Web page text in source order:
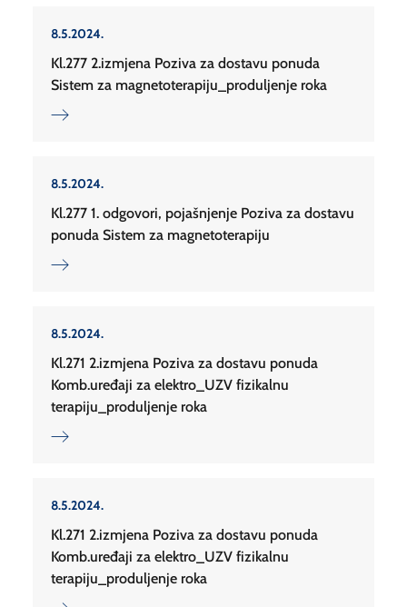
8.5.2024.
Kl.277 2.izmjena Poziva za dostavu ponuda
Sistem za magnetoterapiju_produljenje roka
8.5.2024.
Kl.277 1. odgovori, pojašnjenje Poziva za dostavu
ponuda Sistem za magnetoterapiju
8.5.2024.
Kl.271 2.izmjena Poziva za dostavu ponuda
Komb.uređaji za elektro_UZV fizikalnu
terapiju_produljenje roka
8.5.2024.
Kl.271 2.izmjena Poziva za dostavu ponuda
Komb.uređaji za elektro_UZV fizikalnu
terapiju_produljenje roka